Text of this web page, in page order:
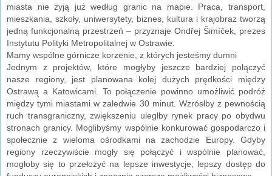
miasta nie żyją już według granic na mapie. Praca, transport,
mieszkania, szkoły, uniwersytety, biznes, kultura i krajobraz tworzą
jedną funkcjonalną przestrzeń – przyznaje Ondřej Šimíček, prezes
Instytutu Polityki Metropolitalnej w Ostrawie.
Mamy wspólne górnicze korzenie, z których jesteśmy dumni
Jednym z projektów, które mogłyby jeszcze bardziej połączyć
nasze regiony, jest planowana kolej dużych prędkości między
Ostrawą a Katowicami. To połączenie powinno umożliwić podróż
między tymi miastami w zaledwie 30 minut. Wzrósłby z pewnością
ruch transgraniczny, zwiększeniu uległby rynek pracy po obydwu
stronach granicy. Moglibyśmy wspólnie konkurować gospodarczo i
społecznie z wieloma ośrodkami na zachodzie Europy. Gdyby
regiony rzeczywiście mogły się połączyć i wspólnie planować,
mogłoby się to przełożyć na lepsze inwestycje, lepszy dostęp do